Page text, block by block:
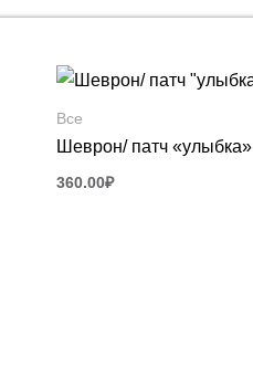
Все
Шеврон/ патч «улыбка»
360.00₽